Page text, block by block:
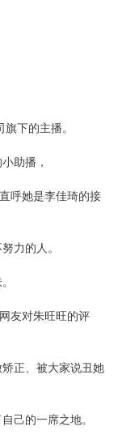
下的主播。
助播，
呼她是李佳琦的接
力的人。
友对朱旺旺的评
正、被大家说丑她
己的一席之地。